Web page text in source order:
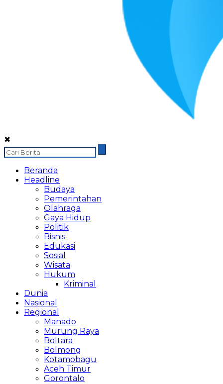
✖
Beranda
Headline
Budaya
Pemerintahan
Olahraga
Gaya Hidup
Politik
Bisnis
Edukasi
Sosial
Wisata
Hukum
Kriminal
Dunia
Nasional
Regional
Manado
Murung Raya
Boltara
Bolmong
Kotamobagu
Aceh Timur
Gorontalo